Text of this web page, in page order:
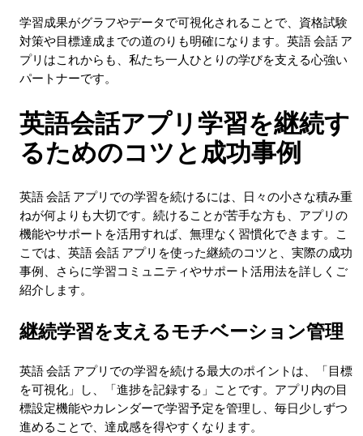
学習成果がグラフやデータで可視化されることで、資格試験
対策や目標達成までの道のりも明確になります。英語 会話 ア
プリはこれからも、私たち一人ひとりの学びを支える心強い
パートナーです。
英語会話アプリ学習を継続す
るためのコツと成功事例
英語 会話 アプリでの学習を続けるには、日々の小さな積み重
ねが何よりも大切です。続けることが苦手な方も、アプリの
機能やサポートを活用すれば、無理なく習慣化できます。こ
こでは、英語 会話 アプリを使った継続のコツと、実際の成功
事例、さらに学習コミュニティやサポート活用法を詳しくご
紹介します。
継続学習を支えるモチベーション管理
英語 会話 アプリでの学習を続ける最大のポイントは、「目標
を可視化」し、「進捗を記録する」ことです。アプリ内の目
標設定機能やカレンダーで学習予定を管理し、毎日少しずつ
進めることで、達成感を得やすくなります。